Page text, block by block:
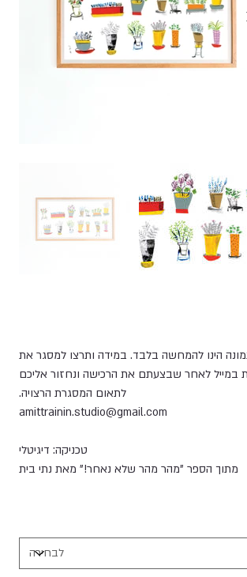
הינו להמחשה בלבד. במידה ותרצו למסגר את
במייל לאחר שבצעתם את הרכישה ונחזור אליכם
לתאום המסגרת הרצויה.
amittrainin.studio@gmail.com
טכניקה: דיגיטלי
מתוך הספר "מהר מהר שלא נאחר!" מאת נתי בית